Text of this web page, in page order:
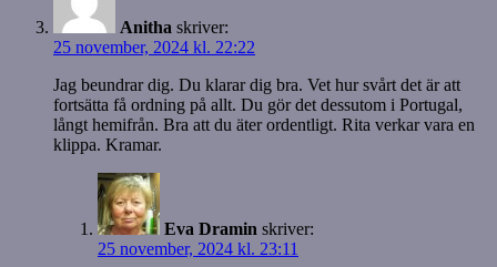
Anitha skriver:
25 november, 2024 kl. 22:22
Jag beundrar dig. Du klarar dig bra. Vet hur svårt det är att
fortsätta få ordning på allt. Du gör det dessutom i Portugal,
långt hemifrån. Bra att du äter ordentligt. Rita verkar vara en
klippa. Kramar.
Eva Dramin skriver:
25 november, 2024 kl. 23:11